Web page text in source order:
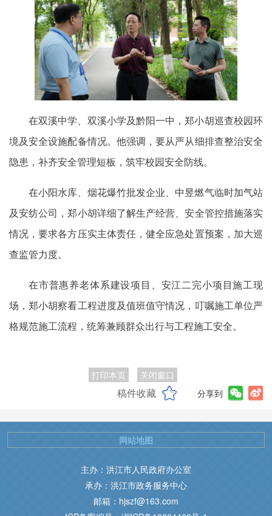
在双溪中学、双溪小学及黔阳一中，郑小胡巡查校园环
境及安全设施配备情况。他强调，要从严从细排查整治安全
隐患，补齐安全管理短板，筑牢校园安全防线。
在小阳水库、烟花爆竹批发企业、中昱燃气临时加气站
及安纺公司，郑小胡详细了解生产经营、安全管控措施落实
情况，要求各方压实主体责任，健全应急处置预案，加大巡
查监管力度。
在市普惠养老体系建设项目、安江二完小项目施工现
场，郑小胡察看工程进度及值班值守情况，叮嘱施工单位严
格规范施工流程，统筹兼顾群众出行与工程施工安全。
打印本页 关闭窗口
稿件收藏 分享到
主办：洪江市人民政府办公室
承办：洪江市政务服务中心
邮箱：hjszf@163.com
网站地图